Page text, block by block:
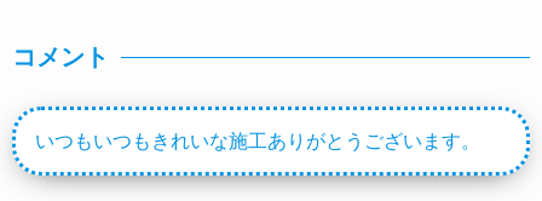
コメント
いつもいつもきれいな施工ありがとうございます。